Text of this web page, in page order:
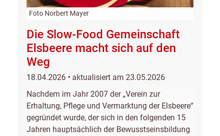
Foto Norbert Mayer
Die Slow-Food Gemeinschaft
Elsbeere macht sich auf den
Weg
18.04.2026 • aktualisiert am 23.05.2026
Nachdem im Jahr 2007 der „Verein zur
Erhaltung, Pflege und Vermarktung der Elsbeere“
gegründet wurde, der sich in den folgenden 15
Jahren hauptsächlich der Bewusstseinsbildung